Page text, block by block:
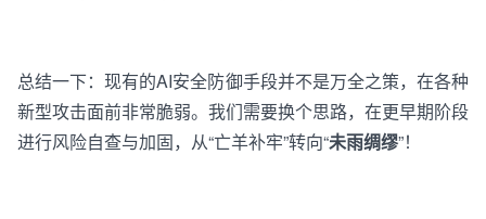
总结一下：现有的AI安全防御手段并不是万全之策，在各种
新型攻击面前非常脆弱。我们需要换个思路， 在更早期阶段
进行风险自查与加固， 从“亡羊补牢”转向“未雨绸缪”！